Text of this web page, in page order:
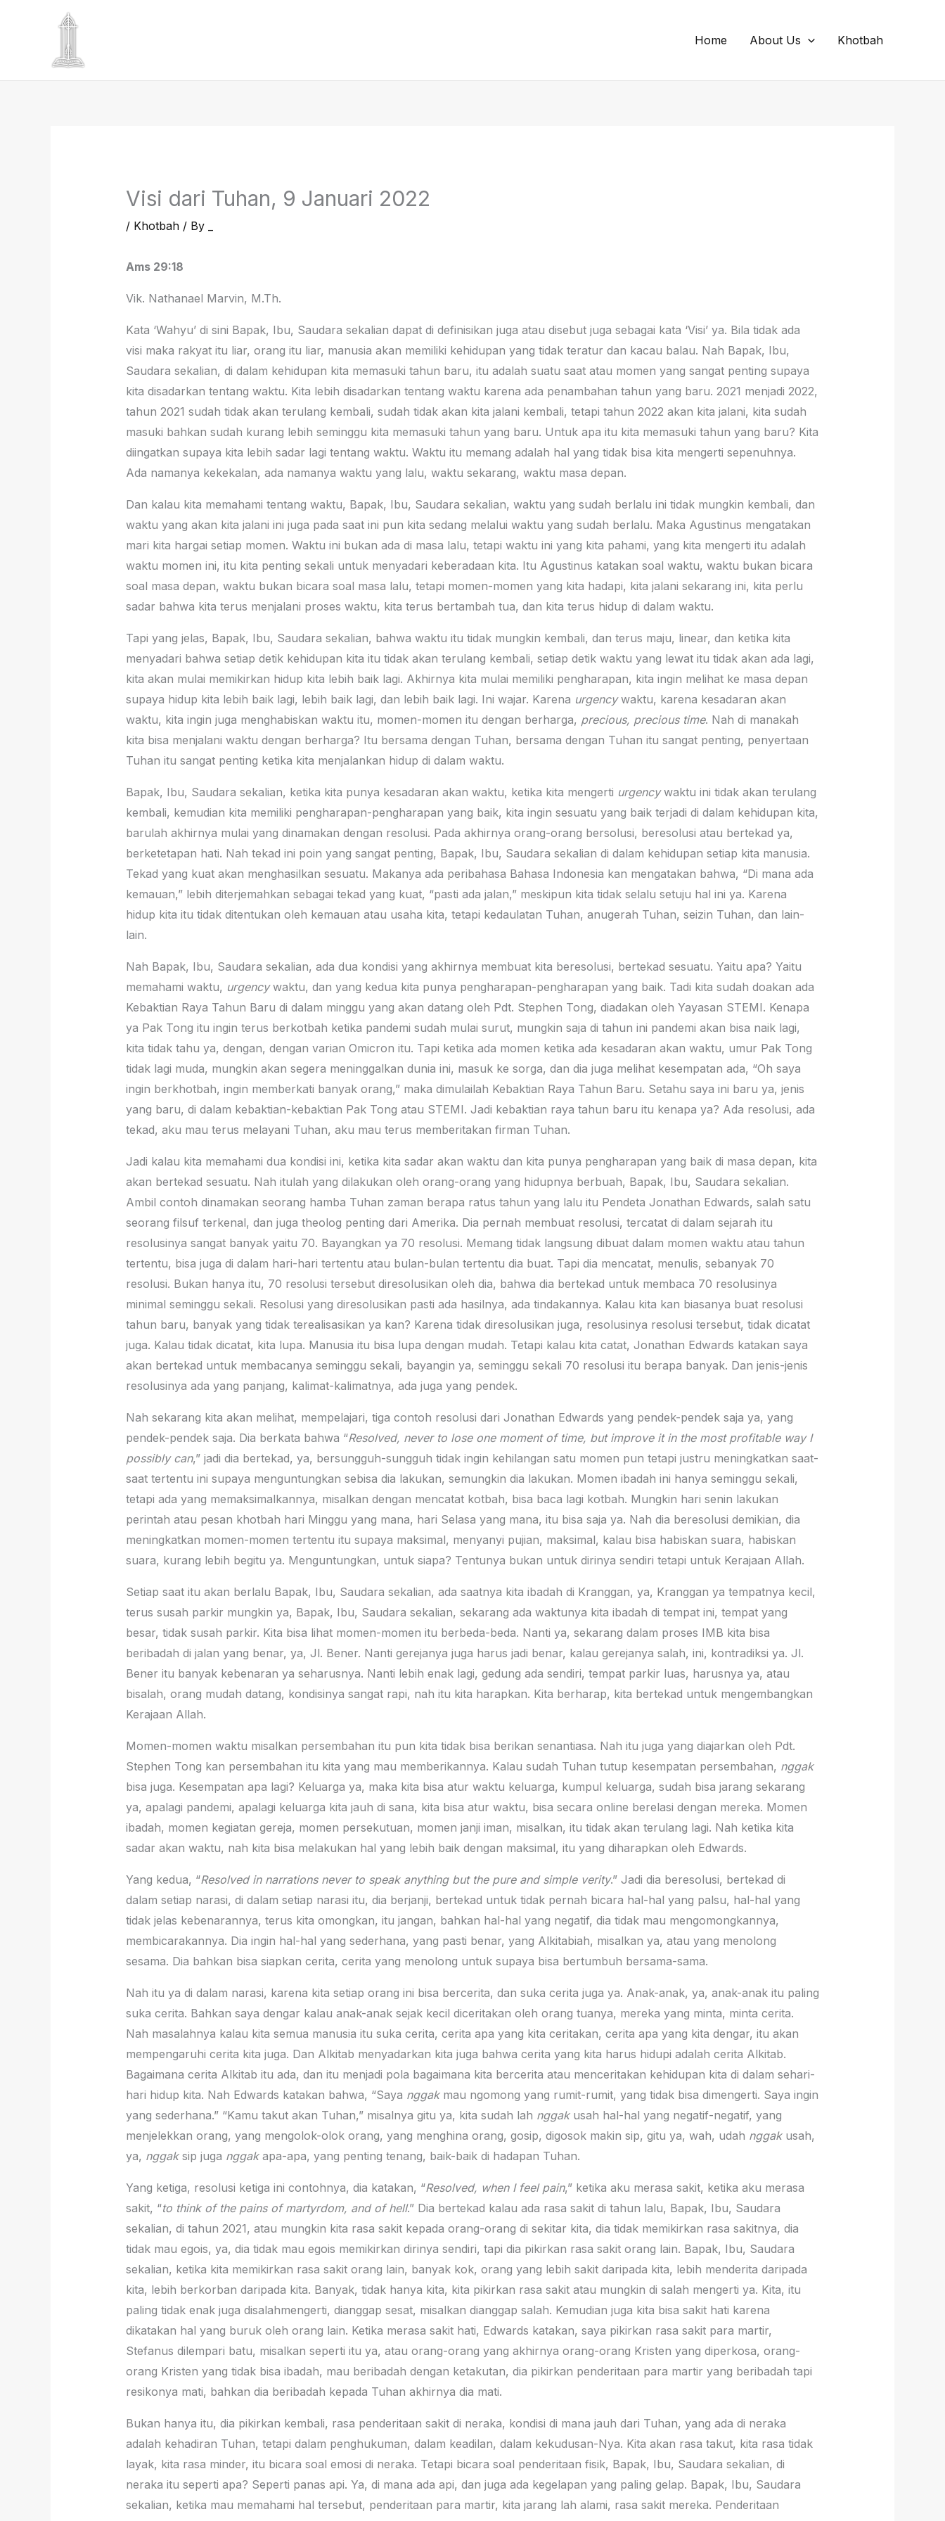
Home About Us Khotbah
Visi dari Tuhan, 9 Januari 2022
/ Khotbah/ By
Ams 29:18
Vik. Nathanael Marvin, M.Th.
Kata ‘Wahyu’ di sini Bapak, Ibu, Saudara sekalian dapat di definisikan juga atau disebut juga sebagai kata ‘Visi’ ya. Bila tidak ada
visi maka rakyat itu liar, orang itu liar, manusia akan memiliki kehidupan yang tidak teratur dan kacau balau. Nah Bapak, Ibu,
Saudara sekalian, di dalam kehidupan kita memasuki tahun baru, itu adalah suatu saat atau momen yang sangat penting supaya
kita disadarkan tentang waktu. Kita lebih disadarkan tentang waktu karena ada penambahan tahun yang baru. 2021 menjadi 2022,
tahun 2021 sudah tidak akan terulang kembali, sudah tidak akan kita jalani kembali, tetapi tahun 2022 akan kita jalani, kita sudah
masuki bahkan sudah kurang lebih seminggu kita memasuki tahun yang baru. Untuk apa itu kita memasuki tahun yang baru? Kita
diingatkan supaya kita lebih sadar lagi tentang waktu. Waktu itu memang adalah hal yang tidak bisa kita mengerti sepenuhnya.
Ada namanya kekekalan, ada namanya waktu yang lalu, waktu sekarang, waktu masa depan.
Dan kalau kita memahami tentang waktu, Bapak, Ibu, Saudara sekalian, waktu yang sudah berlalu ini tidak mungkin kembali, dan
waktu yang akan kita jalani ini juga pada saat ini pun kita sedang melalui waktu yang sudah berlalu. Maka Agustinus mengatakan
mari kita hargai setiap momen. Waktu ini bukan ada di masa lalu, tetapi waktu ini yang kita pahami, yang kita mengerti itu adalah
waktu momen ini, itu kita penting sekali untuk menyadari keberadaan kita. Itu Agustinus katakan soal waktu, waktu bukan bicara
soal masa depan, waktu bukan bicara soal masa lalu, tetapi momen-momen yang kita hadapi, kita jalani sekarang ini, kita perlu
sadar bahwa kita terus menjalani proses waktu, kita terus bertambah tua, dan kita terus hidup di dalam waktu.
Tapi yang jelas, Bapak, Ibu, Saudara sekalian, bahwa waktu itu tidak mungkin kembali, dan terus maju, linear, dan ketika kita
menyadari bahwa setiap detik kehidupan kita itu tidak akan terulang kembali, setiap detik waktu yang lewat itu tidak akan ada lagi,
kita akan mulai memikirkan hidup kita lebih baik lagi. Akhirnya kita mulai memiliki pengharapan, kita ingin melihat ke masa depan
supaya hidup kita lebih baik lagi, lebih baik lagi, dan lebih baik lagi. Ini wajar. Karena urgencywaktu, karena kesadaran akan
waktu, kita ingin juga menghabiskan waktu itu, momen-momen itu dengan berharga, precious, precious time. Nah di manakah
kita bisa menjalani waktu dengan berharga? Itu bersama dengan Tuhan, bersama dengan Tuhan itu sangat penting, penyertaan
Tuhan itu sangat penting ketika kita menjalankan hidup di dalam waktu.
Bapak, Ibu, Saudara sekalian, ketika kita punya kesadaran akan waktu, ketika kita mengerti urgencywaktu ini tidak akan terulang
kembali, kemudian kita memiliki pengharapan-pengharapan yang baik, kita ingin sesuatu yang baik terjadi di dalam kehidupan kita,
barulah akhirnya mulai yang dinamakan dengan resolusi. Pada akhirnya orang-orang bersolusi, beresolusi atau bertekad ya,
berketetapan hati. Nah tekad ini poin yang sangat penting, Bapak, Ibu, Saudara sekalian di dalam kehidupan setiap kita manusia.
Tekad yang kuat akan menghasilkan sesuatu. Makanya ada peribahasa Bahasa Indonesia kan mengatakan bahwa, “Di mana ada
kemauan,” lebih diterjemahkan sebagai tekad yang kuat, “pasti ada jalan,” meskipun kita tidak selalu setuju hal ini ya. Karena
hidup kita itu tidak ditentukan oleh kemauan atau usaha kita, tetapi kedaulatan Tuhan, anugerah Tuhan, seizin Tuhan, dan lain-
lain.
Nah Bapak, Ibu, Saudara sekalian, ada dua kondisi yang akhirnya membuat kita beresolusi, bertekad sesuatu. Yaitu apa? Yaitu
memahami waktu, urgencywaktu, dan yang kedua kita punya pengharapan-pengharapan yang baik. Tadi kita sudah doakan ada
Kebaktian Raya Tahun Baru di dalam minggu yang akan datang oleh Pdt. Stephen Tong, diadakan oleh Yayasan STEMI. Kenapa
ya Pak Tong itu ingin terus berkotbah ketika pandemi sudah mulai surut, mungkin saja di tahun ini pandemi akan bisa naik lagi,
kita tidak tahu ya, dengan, dengan varian Omicron itu. Tapi ketika ada momen ketika ada kesadaran akan waktu, umur Pak Tong
tidak lagi muda, mungkin akan segera meninggalkan dunia ini, masuk ke sorga, dan dia juga melihat kesempatan ada, “Oh saya
ingin berkhotbah, ingin memberkati banyak orang,” maka dimulailah Kebaktian Raya Tahun Baru. Setahu saya ini baru ya, jenis
yang baru, di dalam kebaktian-kebaktian Pak Tong atau STEMI. Jadi kebaktian raya tahun baru itu kenapa ya? Ada resolusi, ada
tekad, aku mau terus melayani Tuhan, aku mau terus memberitakan firman Tuhan.
Jadi kalau kita memahami dua kondisi ini, ketika kita sadar akan waktu dan kita punya pengharapan yang baik di masa depan, kita
akan bertekad sesuatu. Nah itulah yang dilakukan oleh orang-orang yang hidupnya berbuah, Bapak, Ibu, Saudara sekalian.
Ambil contoh dinamakan seorang hamba Tuhan zaman berapa ratus tahun yang lalu itu Pendeta Jonathan Edwards, salah satu
seorang filsuf terkenal, dan juga theolog penting dari Amerika. Dia pernah membuat resolusi, tercatat di dalam sejarah itu
resolusinya sangat banyak yaitu 70. Bayangkan ya 70 resolusi. Memang tidak langsung dibuat dalam momen waktu atau tahun
tertentu, bisa juga di dalam hari-hari tertentu atau bulan-bulan tertentu dia buat. Tapi dia mencatat, menulis, sebanyak 70
resolusi. Bukan hanya itu, 70 resolusi tersebut diresolusikan oleh dia, bahwa dia bertekad untuk membaca 70 resolusinya
minimal seminggu sekali. Resolusi yang diresolusikan pasti ada hasilnya, ada tindakannya. Kalau kita kan biasanya buat resolusi
tahun baru, banyak yang tidak terealisasikan ya kan? Karena tidak diresolusikan juga, resolusinya resolusi tersebut, tidak dicatat
juga. Kalau tidak dicatat, kita lupa. Manusia itu bisa lupa dengan mudah. Tetapi kalau kita catat, Jonathan Edwards katakan saya
akan bertekad untuk membacanya seminggu sekali, bayangin ya, seminggu sekali 70 resolusi itu berapa banyak. Dan jenis-jenis
resolusinya ada yang panjang, kalimat-kalimatnya, ada juga yang pendek.
Nah sekarang kita akan melihat, mempelajari, tiga contoh resolusi dari Jonathan Edwards yang pendek-pendek saja ya, yang
pendek-pendek saja. Dia berkata bahwa “Resolved, never to lose one moment of time, but improve it in the most profitable way I
possibly can,” jadi dia bertekad, ya, bersungguh-sungguh tidak ingin kehilangan satu momen pun tetapi justru meningkatkan saat-
saat tertentu ini supaya menguntungkan sebisa dia lakukan, semungkin dia lakukan. Momen ibadah ini hanya seminggu sekali,
tetapi ada yang memaksimalkannya, misalkan dengan mencatat kotbah, bisa baca lagi kotbah. Mungkin hari senin lakukan
perintah atau pesan khotbah hari Minggu yang mana, hari Selasa yang mana, itu bisa saja ya. Nah dia beresolusi demikian, dia
meningkatkan momen-momen tertentu itu supaya maksimal, menyanyi pujian, maksimal, kalau bisa habiskan suara, habiskan
suara, kurang lebih begitu ya. Menguntungkan, untuk siapa? Tentunya bukan untuk dirinya sendiri tetapi untuk Kerajaan Allah.
Setiap saat itu akan berlalu Bapak, Ibu, Saudara sekalian, ada saatnya kita ibadah di Kranggan, ya, Kranggan ya tempatnya kecil,
terus susah parkir mungkin ya, Bapak, Ibu, Saudara sekalian, sekarang ada waktunya kita ibadah di tempat ini, tempat yang
besar, tidak susah parkir. Kita bisa lihat momen-momen itu berbeda-beda. Nanti ya, sekarang dalam proses IMB kita bisa
beribadah di jalan yang benar, ya, Jl. Bener. Nanti gerejanya juga harus jadi benar, kalau gerejanya salah, ini, kontradiksi ya. Jl.
Bener itu banyak kebenaran ya seharusnya. Nanti lebih enak lagi, gedung ada sendiri, tempat parkir luas, harusnya ya, atau
bisalah, orang mudah datang, kondisinya sangat rapi, nah itu kita harapkan. Kita berharap, kita bertekad untuk mengembangkan
Kerajaan Allah.
Momen-momen waktu misalkan persembahan itu pun kita tidak bisa berikan senantiasa. Nah itu juga yang diajarkan oleh Pdt.
Stephen Tong kan persembahan itu kita yang mau memberikannya. Kalau sudah Tuhan tutup kesempatan persembahan, nggak
bisa juga. Kesempatan apa lagi? Keluarga ya, maka kita bisa atur waktu keluarga, kumpul keluarga, sudah bisa jarang sekarang
ya, apalagi pandemi, apalagi keluarga kita jauh di sana, kita bisa atur waktu, bisa secara online berelasi dengan mereka. Momen
ibadah, momen kegiatan gereja, momen persekutuan, momen janji iman, misalkan, itu tidak akan terulang lagi. Nah ketika kita
sadar akan waktu, nah kita bisa melakukan hal yang lebih baik dengan maksimal, itu yang diharapkan oleh Edwards.
Yang kedua, “Resolved in narrations never to speak anything but the pure and simple verity.” Jadi dia beresolusi, bertekad di
dalam setiap narasi, di dalam setiap narasi itu, dia berjanji, bertekad untuk tidak pernah bicara hal-hal yang palsu, hal-hal yang
tidak jelas kebenarannya, terus kita omongkan, itu jangan, bahkan hal-hal yang negatif, dia tidak mau mengomongkannya,
membicarakannya. Dia ingin hal-hal yang sederhana, yang pasti benar, yang Alkitabiah, misalkan ya, atau yang menolong
sesama. Dia bahkan bisa siapkan cerita, cerita yang menolong untuk supaya bisa bertumbuh bersama-sama.
Nah itu ya di dalam narasi, karena kita setiap orang ini bisa bercerita, dan suka cerita juga ya. Anak-anak, ya, anak-anak itu paling
suka cerita. Bahkan saya dengar kalau anak-anak sejak kecil diceritakan oleh orang tuanya, mereka yang minta, minta cerita.
Nah masalahnya kalau kita semua manusia itu suka cerita, cerita apa yang kita ceritakan, cerita apa yang kita dengar, itu akan
mempengaruhi cerita kita juga. Dan Alkitab menyadarkan kita juga bahwa cerita yang kita harus hidupi adalah cerita Alkitab.
Bagaimana cerita Alkitab itu ada, dan itu menjadi pola bagaimana kita bercerita atau menceritakan kehidupan kita di dalam sehari-
hari hidup kita. Nah Edwards katakan bahwa, “Saya nggakmau ngomong yang rumit-rumit, yang tidak bisa dimengerti. Saya ingin
yang sederhana.” “Kamu takut akan Tuhan,” misalnya gitu ya, kita sudah lah nggakusah hal-hal yang negatif-negatif, yang
menjelekkan orang, yang mengolok-olok orang, yang menghina orang, gosip, digosok makin sip, gitu ya, wah, udah nggakusah,
ya, nggaksip juga nggakapa-apa, yang penting tenang, baik-baik di hadapan Tuhan.
Yang ketiga, resolusi ketiga ini contohnya, dia katakan, “Resolved, when I feel pain,” ketika aku merasa sakit, ketika aku merasa
sakit, “to think of the pains of martyrdom, and of hell.” Dia bertekad kalau ada rasa sakit di tahun lalu, Bapak, Ibu, Saudara
sekalian, di tahun 2021, atau mungkin kita rasa sakit kepada orang-orang di sekitar kita, dia tidak memikirkan rasa sakitnya, dia
tidak mau egois, ya, dia tidak mau egois memikirkan dirinya sendiri, tapi dia pikirkan rasa sakit orang lain. Bapak, Ibu, Saudara
sekalian, ketika kita memikirkan rasa sakit orang lain, banyak kok, orang yang lebih sakit daripada kita, lebih menderita daripada
kita, lebih berkorban daripada kita. Banyak, tidak hanya kita, kita pikirkan rasa sakit atau mungkin di salah mengerti ya. Kita, itu
paling tidak enak juga disalahmengerti, dianggap sesat, misalkan dianggap salah. Kemudian juga kita bisa sakit hati karena
dikatakan hal yang buruk oleh orang lain. Ketika merasa sakit hati, Edwards katakan, saya pikirkan rasa sakit para martir,
Stefanus dilempari batu, misalkan seperti itu ya, atau orang-orang yang akhirnya orang-orang Kristen yang diperkosa, orang-
orang Kristen yang tidak bisa ibadah, mau beribadah dengan ketakutan, dia pikirkan penderitaan para martir yang beribadah tapi
resikonya mati, bahkan dia beribadah kepada Tuhan akhirnya dia mati.
Bukan hanya itu, dia pikirkan kembali, rasa penderitaan sakit di neraka, kondisi di mana jauh dari Tuhan, yang ada di neraka
adalah kehadiran Tuhan, tetapi dalam penghukuman, dalam keadilan, dalam kekudusan-Nya. Kita akan rasa takut, kita rasa tidak
layak, kita rasa minder, itu bicara soal emosi di neraka. Tetapi bicara soal penderitaan fisik, Bapak, Ibu, Saudara sekalian, di
neraka itu seperti apa? Seperti panas api. Ya, di mana ada api, dan juga ada kegelapan yang paling gelap. Bapak, Ibu, Saudara
sekalian, ketika mau memahami hal tersebut, penderitaan para martir, kita jarang lah alami, rasa sakit mereka. Penderitaan